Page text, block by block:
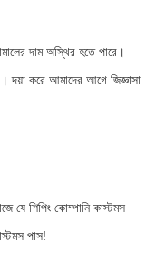
দাম অস্থির হতে পারে।
দয়া করে আমাদের আগে জিজ্ঞাসা
যে শিপিং কোম্পানি কাস্টমস
পাস!